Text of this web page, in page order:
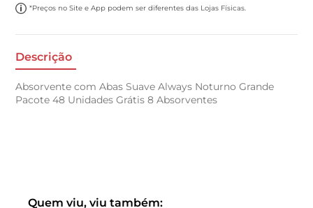
*Preços no Site e App podem ser diferentes das Lojas Físicas.
Descrição
Absorvente com Abas Suave Always Noturno Grande
Pacote 48 Unidades Grátis 8 Absorventes
Quem viu, viu também: